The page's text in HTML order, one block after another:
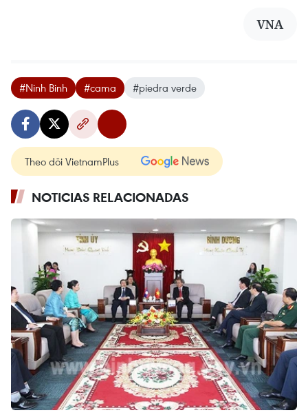
VNA
#Ninh Binh #cama #piedra verde
Theo dõi VietnamPlus
NOTICIAS RELACIONADAS